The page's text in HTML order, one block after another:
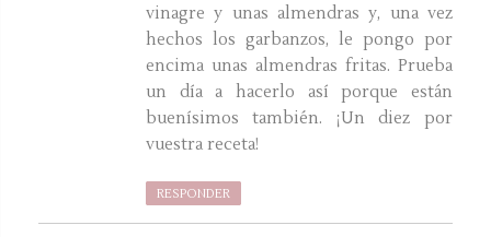
vinagre y unas almendras y, una vez
hechos los garbanzos, le pongo por
encima unas almendras fritas. Prueba
un día a hacerlo así porque están
buenísimos también. ¡Un diez por
vuestra receta!
RESPONDER